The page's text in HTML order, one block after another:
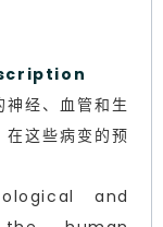
经、血管和生
这些病变的预
and